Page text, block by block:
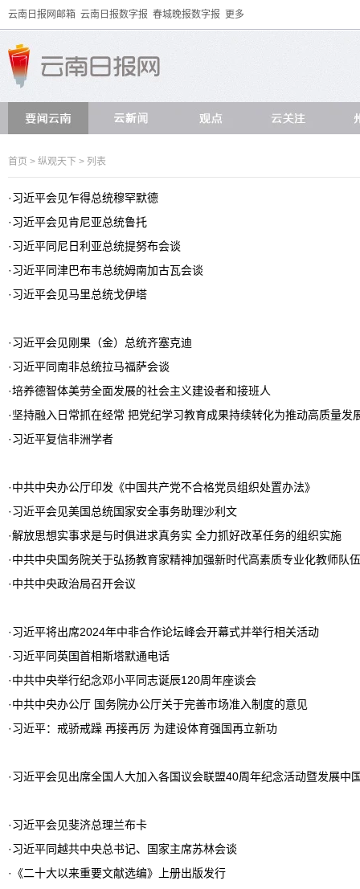
云南日报网邮箱 云南日报数字报 春城晚报数字报 更多
首页 > 纵观天下 > 列表
·习近平会见乍得总统穆罕默德
·习近平会见肯尼亚总统鲁托
·习近平同尼日利亚总统提努布会谈
·习近平同津巴布韦总统姆南加古瓦会谈
·习近平会见马里总统戈伊塔
·习近平会见刚果（金）总统齐塞克迪
·习近平同南非总统拉马福萨会谈
·培养德智体美劳全面发展的社会主义建设者和接班人
·坚持融入日常抓在经常 把党纪学习教育成果持续转化为推动高质量发
·习近平复信非洲学者
·中共中央办公厅印发《中国共产党不合格党员组织处置办法》
·习近平会见美国总统国家安全事务助理沙利文
·解放思想实事求是与时俱进求真务实 全力抓好改革任务的组织实施
·中共中央国务院关于弘扬教育家精神加强新时代高素质专业化教师队
·中共中央政治局召开会议
·习近平将出席2024年中非合作论坛峰会开幕式并举行相关活动
·习近平同英国首相斯塔默通电话
·中共中央举行纪念邓小平同志诞辰120周年座谈会
·中共中央办公厅 国务院办公厅关于完善市场准入制度的意见
·习近平：戒骄戒躁 再接再厉 为建设体育强国再立新功
·习近平会见出席全国人大加入各国议会联盟40周年纪念活动暨发展中
·习近平会见斐济总理兰布卡
·习近平同越共中央总书记、国家主席苏林会谈
· 《二十大以来重要文献选编》上册出版发行